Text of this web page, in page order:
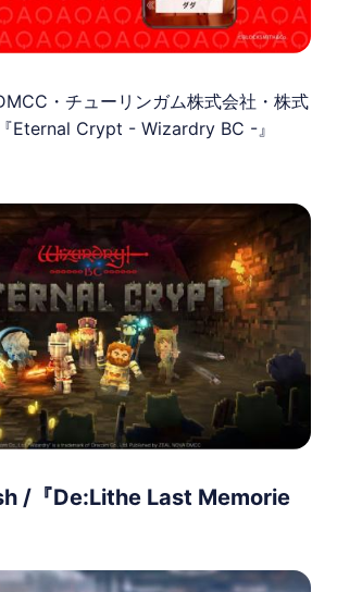
・チューリンガム株式会社・株式
Eternal Crypt - Wizardry BC -』
/『De:Lithe Last Memorie